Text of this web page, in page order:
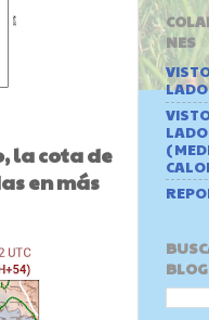
la cota de
en más
NES
LADO
LADO
BLOG